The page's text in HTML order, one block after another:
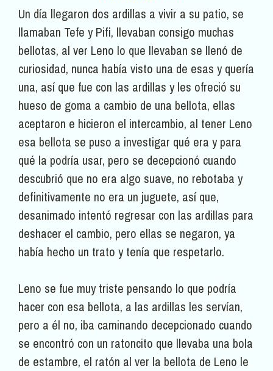
Un día llegaron dos ardillas a vivir a su patio, se
llamaban Tefe y Pifi, llevaban consigo muchas
bellotas, al ver Leno lo que llevaban se llenó de
curiosidad, nunca había visto una de esas y quería
una, así que fue con las ardillas y les ofreció su
hueso de goma a cambio de una bellota, ellas
aceptaron e hicieron el intercambio, al tener Leno
esa bellota se puso a investigar qué era y para
qué la podría usar, pero se decepcionó cuando
descubrió que no era algo suave, no rebotaba y
definitivamente no era un juguete, así que,
desanimado intentó regresar con las ardillas para
deshacer el cambio, pero ellas se negaron, ya
había hecho un trato y tenía que respetarlo.
Leno se fue muy triste pensando lo que podría
hacer con esa bellota, a las ardillas les servían,
pero a él no, iba caminando decepcionado cuando
se encontró con un ratoncito que llevaba una bola
de estambre, el ratón al ver la bellota de Leno le